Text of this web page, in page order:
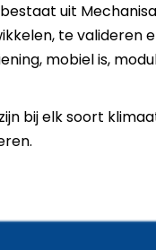
uit
te valideren
mobiel is,
bij elk soort